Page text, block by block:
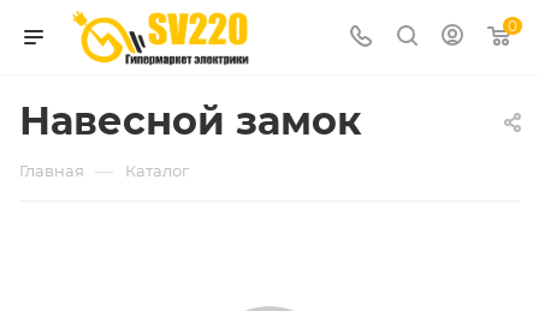
0
Навесной замок
Главная — Каталог